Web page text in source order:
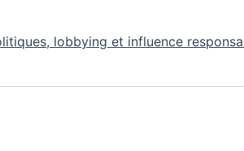
lobbying et influence